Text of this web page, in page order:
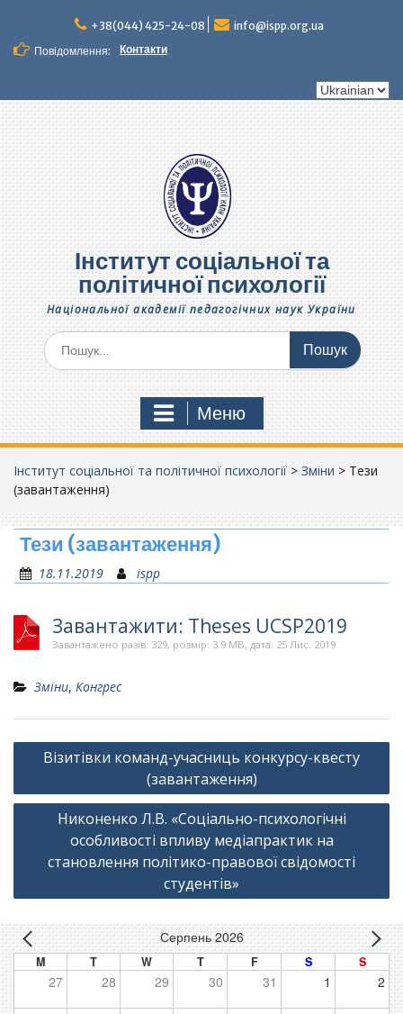
вмісту
+38(044) 425-24-08
info@ispp.org.ua
Повідомлення:
Контакти
Вибрати
Інститут соціальної та
політичної психології
Національної академії педагогічних наук України
Шукати:
Меню
Інститут соціальної та політичної психології > Зміни > Тези
(завантаження)
Тези (завантаження)
18.11.2019 ispp
Завантажити: Theses UCSP2019
Завантажено разів: 329, розмір: 3.9 MB, дата: 25 Лис. 2019
Зміни, Конгрес
Навігація
Візитівки команд-учасниць конкурсу-квесту
(завантаження)
Никоненко Л.В. «Соціально-психологічні
особливості впливу медіапрактик на
становлення політико-правової свідомості
студентів»
Серпень 2026
M T W T F S S
27 28 29 30 31 1 2